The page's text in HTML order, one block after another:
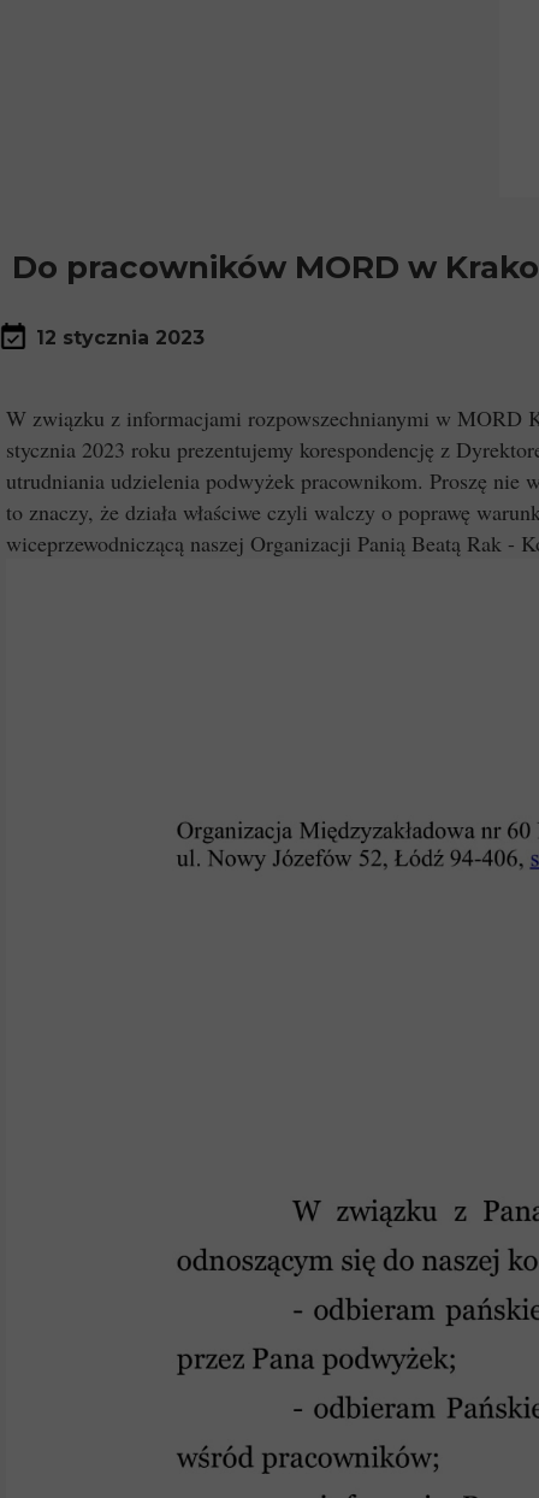
12 stycznia 2023
W związku z informacjami rozpowszechnianymi w MORD
stycznia 2023 roku prezentujemy korespondencję z
utrudniania udzielenia podwyżek pracownikom. Proszę nie
to znaczy, że działa właściwe czyli walczy o poprawę
wiceprzewodniczącą naszej Organizacji Panią Beatą Rak -
Do pracowników MORD w